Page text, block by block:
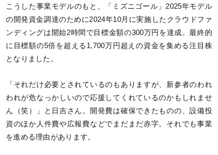
こうした事業モデルのもと、「ミズニゴール」2025年モデル
の開発資金調達のために2024年10月に実施したクラウドファ
ンディングは開始2時間で目標金額の300万円を達成。最終的
に目標額の5倍を超える1,700万円超えの資金を集める注目株
となりました。
「それだけ必要とされているのもありますが、新参者のわれ
われが危なっかしいので応援してくれているのかもしれませ
ん（笑）」と日吉さん。開発費は確保できたものの、設備投
資のほか人件費や広報費などでまだまだ赤字。それでも事業
を進める理由があります。